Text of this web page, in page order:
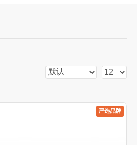
严选品牌